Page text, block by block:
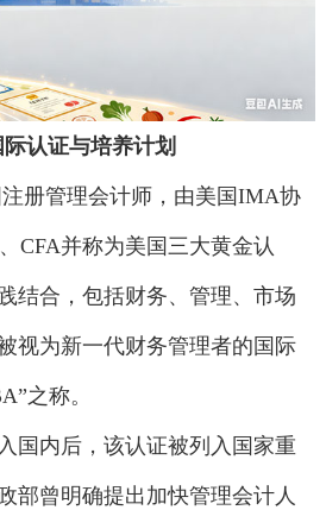
认证与培养计划
管理会计师，由美国IMA协
CFA并称为美国三大黄金认
结合，包括财务、管理、市场
视为新一代财务管理者的国际
之称。
内后，该认证被列入国家重
部曾明确提出加快管理会计人